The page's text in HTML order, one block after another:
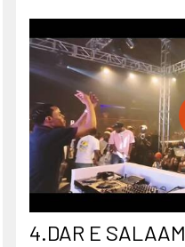
4.DAR E SALAAM